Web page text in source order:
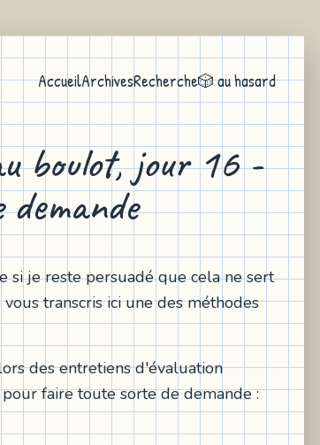
AccueilArchivesRecherche🎲 au hasard
boulot, jour 16 -
si je reste persuadé que cela ne sert
transcris ici une des méthodes
des entretiens d'évaluation
faire toute sorte de demande :